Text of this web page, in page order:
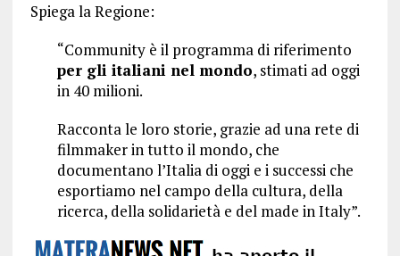
Spiega la Regione:
“Community è il programma di riferimento
per gli italiani nel mondo, stimati ad oggi
in 40 milioni.
Racconta le loro storie, grazie ad una rete di
filmmaker in tutto il mondo, che
documentano l’Italia di oggi e i successi che
esportiamo nel campo della cultura, della
ricerca, della solidarietà e del made in Italy”.